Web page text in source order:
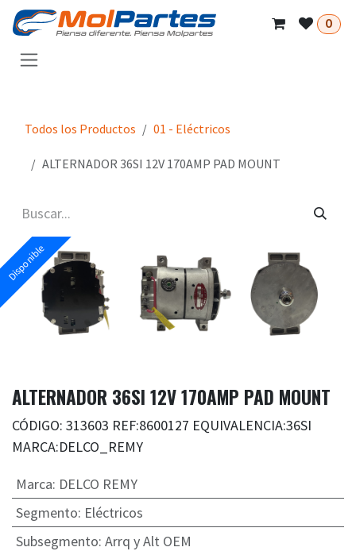
Ir al contenido
0
Todos los Productos 01 - Eléctricos
ALTERNADOR 36SI 12V 170AMP PAD MOUNT
Disponible
ALTERNADOR 36SI 12V 170AMP PAD MOUNT
CÓDIGO: 313603 REF:8600127 EQUIVALENCIA:36SI
MARCA:DELCO_REMY
Marca: DELCO REMY
Segmento: Eléctricos
Subsegmento: Arrq y Alt OEM